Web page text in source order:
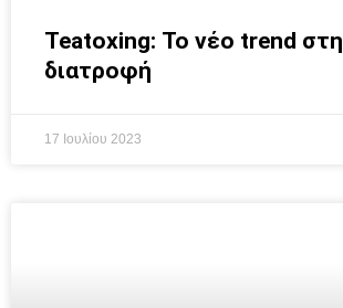
Teatoxing: Το νέο trend στη
διατροφή
17 Ιουλίου 2023